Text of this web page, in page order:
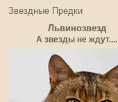
Звездные Предки
Львинозвезд
А звезды не ждут....